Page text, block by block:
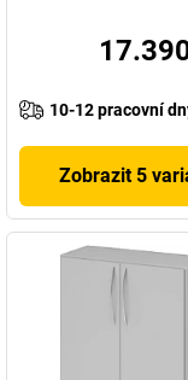
10-12 pracovní
Zobrazit 5